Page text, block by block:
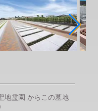
地霊園 からこの墓地